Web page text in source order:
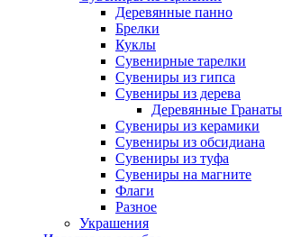
Деревянные панно
Брелки
Куклы
Сувенирные тарелки
Сувениры из гипса
Сувениры из дерева
Деревянные Гранаты
Сувениры из керамики
Сувениры из обсидиана
Сувениры из туфа
Сувениры на магните
Флаги
Разное
Украшения